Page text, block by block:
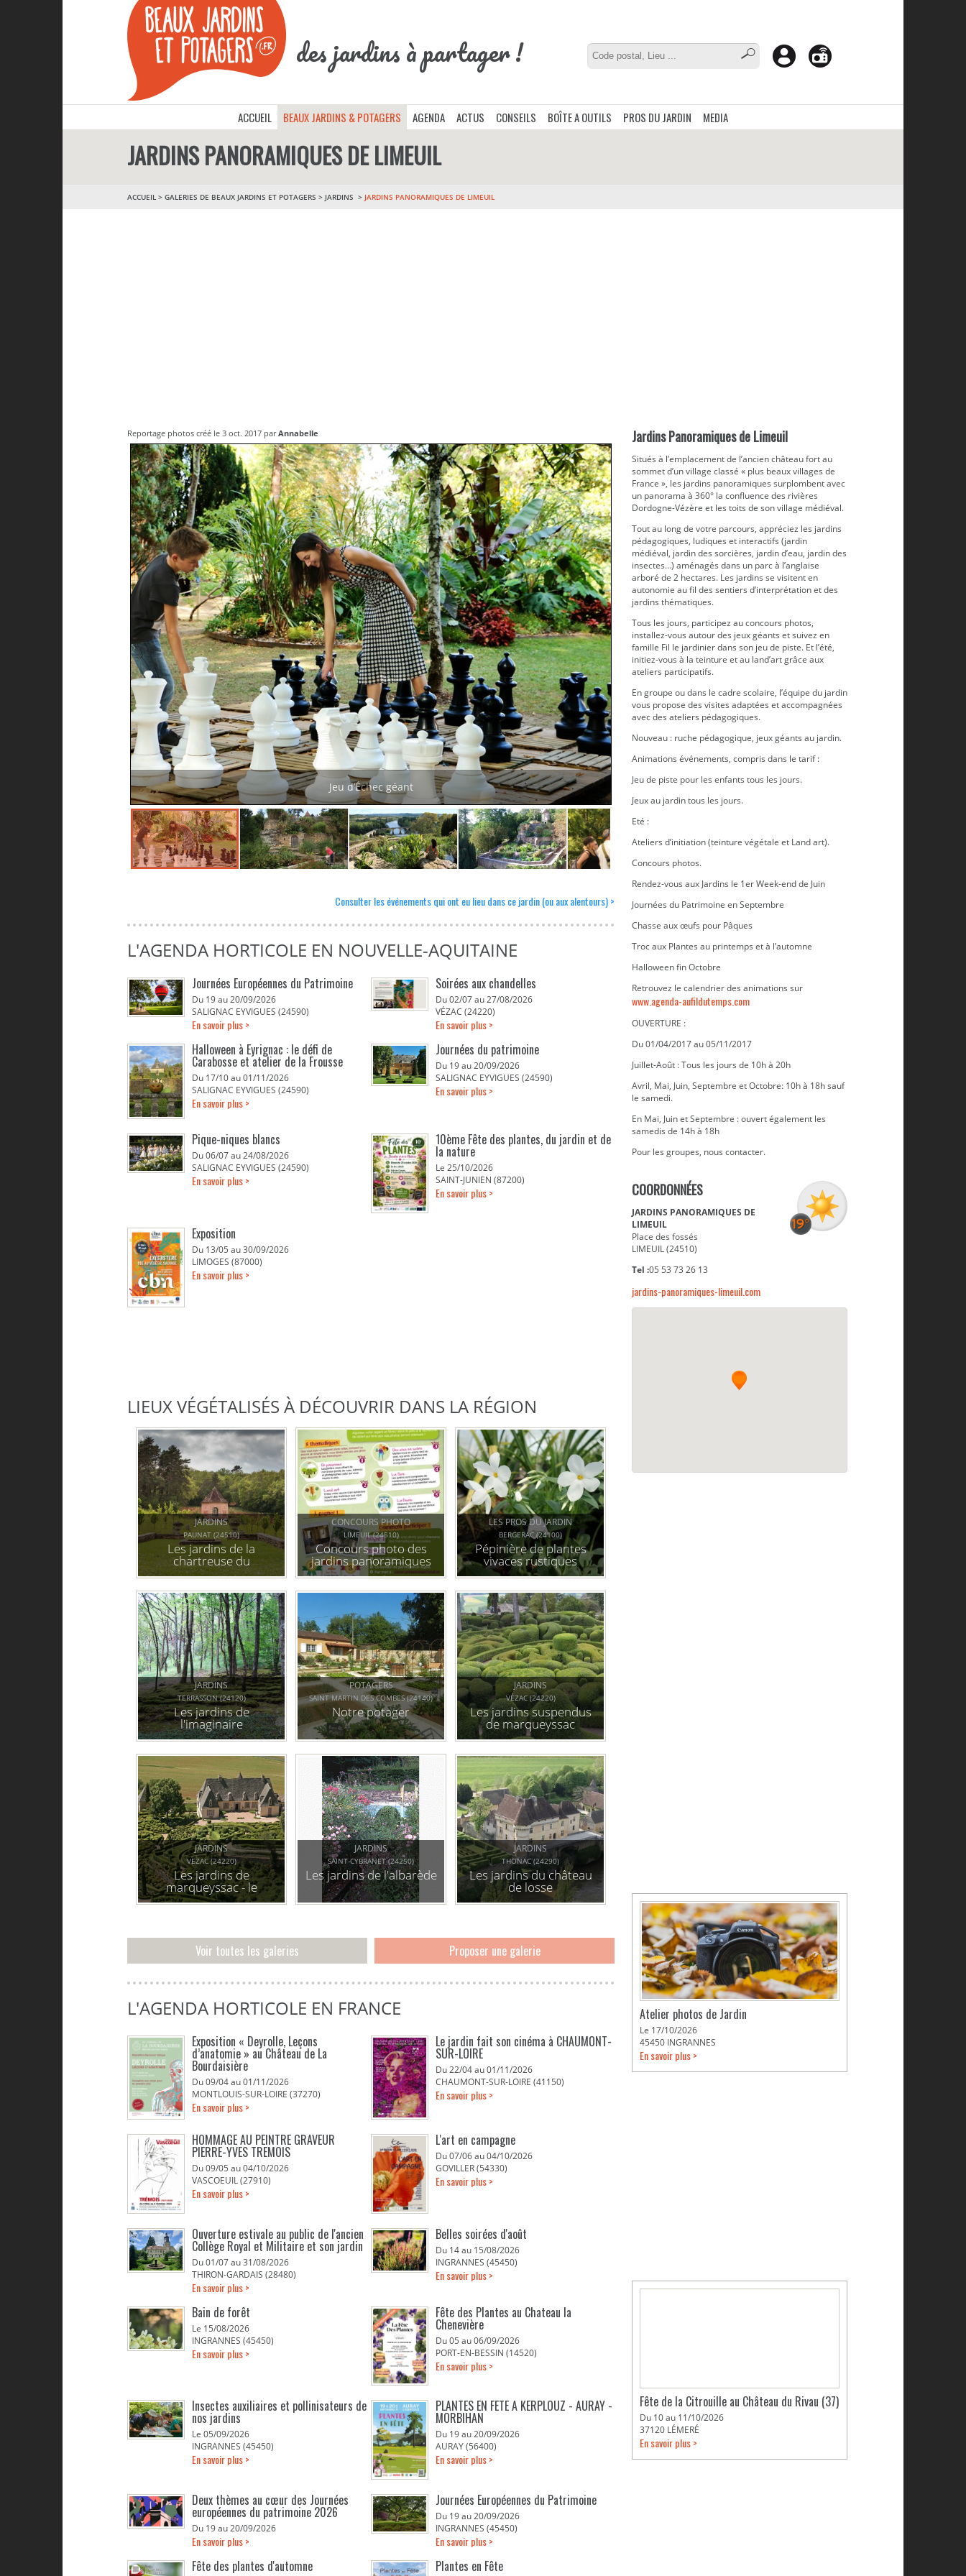
des jardins à partager !
ACCUEIL BEAUX JARDINS & POTAGERS AGENDA ACTUS CONSEILS BOÎTE A OUTILS PROS DU JARDIN MEDIA
JARDINS PANORAMIQUES DE LIMEUIL
ACCUEIL > GALERIES DE BEAUX JARDINS ET POTAGERS > JARDINS JARDINS PANORAMIQUES DE LIMEUIL
Reportage photos créé le 3 oct. 2017 parAnnabelle
Jeu d’Échec géant
Jardins Panoramiques de Limeuil
Situés à l’emplacement de l’ancien château fort au
sommet d’un village classé « plus beaux villages de
France », les jardins panoramiques surplombent avec
un panorama à 360° la confluence des rivières
Dordogne-Vézère et les toits de son village médiéval.
Tout au long de votre parcours, appréciez les jardins
pédagogiques, ludiques et interactifs (jardin
médiéval, jardin des sorcières, jardin d’eau, jardin des
insectes…) aménagés dans un parc à l’anglaise
arboré de 2 hectares. Les jardins se visitent en
autonomie au fil des sentiers d’interprétation et des
jardins thématiques.
Tous les jours, participez au concours photos,
installez-vous autour des jeux géants et suivez en
famille Fil le jardinier dans son jeu de piste. Et l’été,
initiez-vous à la teinture et au land’art grâce aux
ateliers participatifs.
En groupe ou dans le cadre scolaire, l’équipe du jardin
vous propose des visites adaptées et accompagnées
avec des ateliers pédagogiques.
Nouveau : ruche pédagogique, jeux géants au jardin.
Animations événements, compris dans le tarif :
Jeu de piste pour les enfants tous les jours.
Jeux au jardin tous les jours.
Eté :
Ateliers d’initiation (teinture végétale et Land art).
Concours photos.
Rendez-vous aux Jardins le 1er Week-end de Juin
Journées du Patrimoine en Septembre
Chasse aux œufs pour Pâques
Troc aux Plantes au printemps et à l’automne
Halloween fin Octobre
Retrouvez le calendrier des animations sur
www.agenda-aufildutemps.com
OUVERTURE :
Du 01/04/2017 au 05/11/2017
Juillet-Août : Tous les jours de 10h à 20h
Avril, Mai, Juin, Septembre et Octobre: 10h à 18h sauf
le samedi.
En Mai, Juin et Septembre : ouvert également les
samedis de 14h à 18h
Pour les groupes, nous contacter.
COORDONNÉES
JARDINS PANORAMIQUES DE
LIMEUIL
Place des fossés
LIMEUIL (24510)
Tel :05 53 73 26 13
jardins-panoramiques-limeuil.com
Consulter les événements qui ont eu lieu dans ce jardin (ou aux alentours) >
L'AGENDA HORTICOLE EN NOUVELLE-AQUITAINE
Journées Européennes du Patrimoine
Du 19 au 20/09/2026
SALIGNAC EYVIGUES (24590)
En savoir plus >
Soirées aux chandelles
Du 02/07 au 27/08/2026
VÉZAC (24220)
En savoir plus >
Halloween à Eyrignac : le défi de
Carabosse et atelier de la Frousse
Du 17/10 au 01/11/2026
SALIGNAC EYVIGUES (24590)
En savoir plus >
Journées du patrimoine
Du 19 au 20/09/2026
SALIGNAC EYVIGUES (24590)
En savoir plus >
Pique-niques blancs
Du 06/07 au 24/08/2026
SALIGNAC EYVIGUES (24590)
En savoir plus >
10ème Fête des plantes, du jardin et de
la nature
Le 25/10/2026
SAINT-JUNIEN (87200)
En savoir plus >
Exposition
Du 13/05 au 30/09/2026
LIMOGES (87000)
En savoir plus >
LIEUX VÉGÉTALISÉS À DÉCOUVRIR DANS LA RÉGION
JARDINS
PAUNAT (24510)
Les jardins de la
chartreuse du
colombier
CONCOURS PHOTO
LIMEUIL (24510)
Concours photo des
jardins panoramiques
de limeuil
LES PROS DU JARDIN
BERGERAC (24100)
Pépinière de plantes
vivaces rustiques
JARDINS
TERRASSON (24120)
Les jardins de
l'imaginaire
POTAGERS
SAINT MARTIN DES COMBES (24140)
Notre potager
JARDINS
VÉZAC (24220)
Les jardins suspendus
de marqueyssac
JARDINS
VEZAC (24220)
Les jardins de
marqueyssac - le
belvédère de la
JARDINS
SAINT-CYBRANET (24250)
Les jardins de l'albarède
JARDINS
THONAC (24290)
Les jardins du château
de losse
Voir toutes les galeries Proposer une galerie
L'AGENDA HORTICOLE EN FRANCE
Exposition « Deyrolle, Leçons
d’anatomie » au Château de La
Bourdaisière
Du 09/04 au 01/11/2026
MONTLOUIS-SUR-LOIRE (37270)
En savoir plus >
Le jardin fait son cinéma à CHAUMONT-
SUR-LOIRE
Du 22/04 au 01/11/2026
CHAUMONT-SUR-LOIRE (41150)
En savoir plus >
HOMMAGE AU PEINTRE GRAVEUR
PIERRE-YVES TREMOIS
Du 09/05 au 04/10/2026
VASCOEUIL (27910)
En savoir plus >
L'art en campagne
Du 07/06 au 04/10/2026
GOVILLER (54330)
En savoir plus >
Ouverture estivale au public de l'ancien
Collège Royal et Militaire et son jardin
Du 01/07 au 31/08/2026
THIRON-GARDAIS (28480)
En savoir plus >
Belles soirées d'août
Du 14 au 15/08/2026
INGRANNES (45450)
En savoir plus >
Bain de forêt
Le 15/08/2026
INGRANNES (45450)
En savoir plus >
Fête des Plantes au Chateau la
Chenevière
Du 05 au 06/09/2026
PORT-EN-BESSIN (14520)
En savoir plus >
Insectes auxiliaires et pollinisateurs de
nos jardins
Le 05/09/2026
INGRANNES (45450)
En savoir plus >
PLANTES EN FETE A KERPLOUZ - AURAY -
MORBIHAN
Du 19 au 20/09/2026
AURAY (56400)
En savoir plus >
Deux thèmes au cœur des Journées
européennes du patrimoine 2026
Du 19 au 20/09/2026
En savoir plus >
Journées Européennes du Patrimoine
Du 19 au 20/09/2026
INGRANNES (45450)
En savoir plus >
Fête des plantes d'automne Plantes en Fête
Atelier photos de Jardin
Le 17/10/2026
45450 INGRANNES
En savoir plus >
Fête de la Citrouille au Château du Rivau (37)
Du 10 au 11/10/2026
37120 LÉMERÉ
En savoir plus >